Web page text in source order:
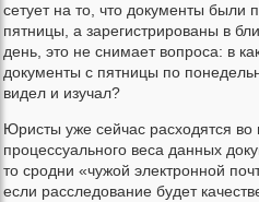
сетует на то, что документы были
пятницы, а зарегистрированы в
день, это не снимает вопроса: в
документы с пятницы по
видел и изучал?
Юристы уже сейчас расходятся во
процессуального веса данных
то сродни «чужой электронной
если расследование будет